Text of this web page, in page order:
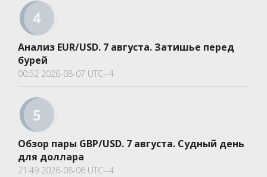
Анализ EUR/USD. 7 августа. Затишье перед
бурей
00:52 2026-08-07 UTC--4
Обзор пары GBP/USD. 7 августа. Судный день
для доллара
21:49 2026-08-06 UTC--4